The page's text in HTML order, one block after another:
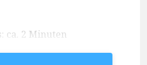
ca. 2 Minuten